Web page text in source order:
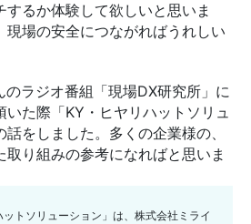
るか体験して欲しいと思いま
現場の安全につながればうれしい
のラジオ番組「現場DX研究所」に
いた際「KY・ヒヤリハットソリュ
をしました。多くの企業様の、
り組みの参考になればと思いま
トソリューション」は、株式会社ミライ